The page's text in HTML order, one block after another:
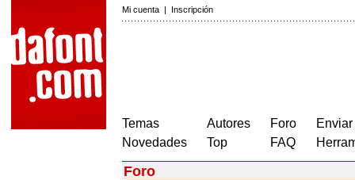
Mi cuenta | Inscripción
Temas
Novedades
Autores
Top
Foro
FAQ
Foro